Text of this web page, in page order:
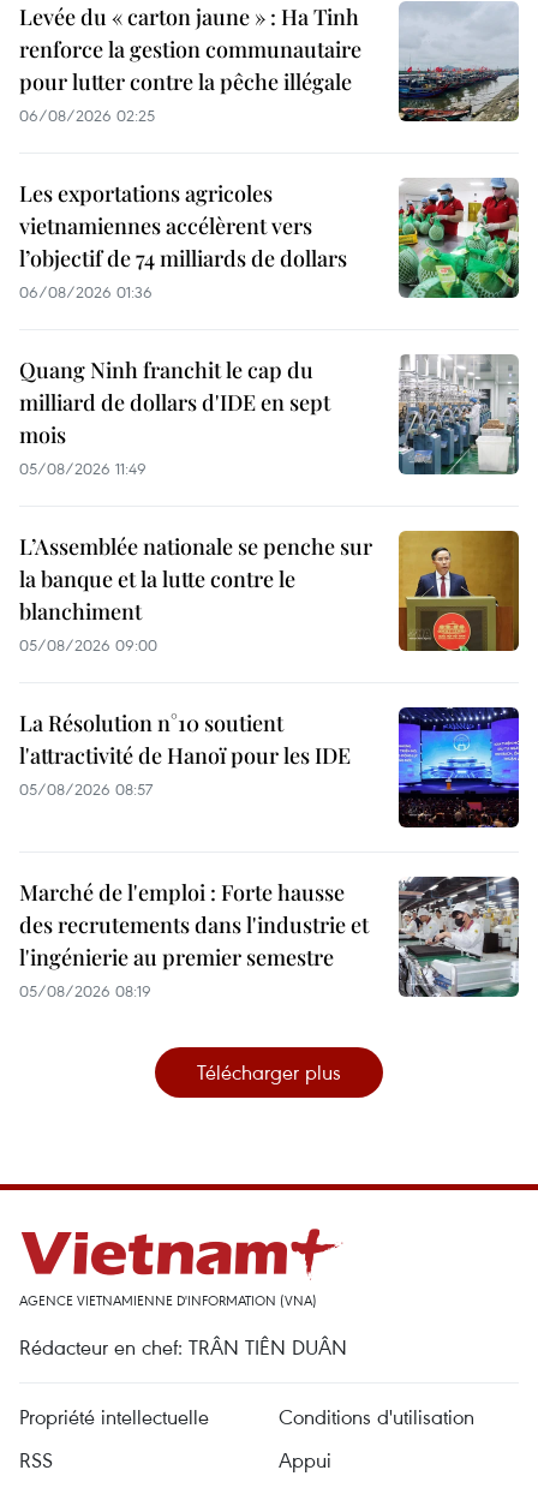
Levée du « carton jaune » : Ha Tinh
renforce la gestion communautaire
pour lutter contre la pêche illégale
06/08/2026 02:25
Les exportations agricoles
vietnamiennes accélèrent vers
l’objectif de 74 milliards de dollars
06/08/2026 01:36
Quang Ninh franchit le cap du
milliard de dollars d'IDE en sept
mois
05/08/2026 11:49
L’Assemblée nationale se penche sur
la banque et la lutte contre le
blanchiment
05/08/2026 09:00
La Résolution n°10 soutient
l'attractivité de Hanoï pour les IDE
05/08/2026 08:57
Marché de l'emploi : Forte hausse
des recrutements dans l'industrie et
l'ingénierie au premier semestre
05/08/2026 08:19
Télécharger plus
AGENCE VIETNAMIENNE D'INFORMATION (VNA)
Rédacteur en chef: TRÂN TIÊN DUÂN
Propriété intellectuelle
Conditions d'utilisation
RSS
Appui